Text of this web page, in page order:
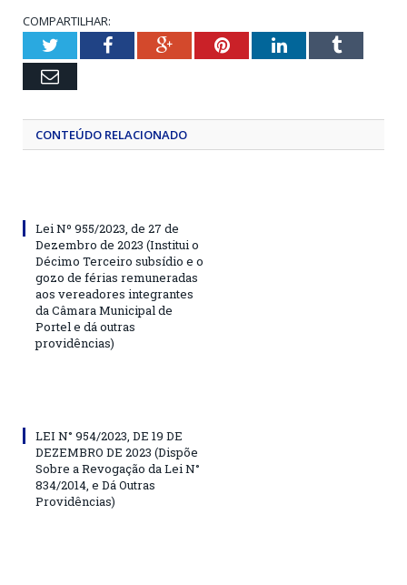
COMPARTILHAR:
TwitterFacebookGoogle+PinterestLinkedInTumblr
Email
CONTEÚDO RELACIONADO
Lei Nº 955/2023, de 27 de
Dezembro de 2023 (Institui o
Décimo Terceiro subsídio e o
gozo de férias remuneradas
aos vereadores integrantes
da Câmara Municipal de
Portel e dá outras
providências)
LEI N° 954/2023, DE 19 DE
DEZEMBRO DE 2023 (Dispõe
Sobre a Revogação da Lei N°
834/2014, e Dá Outras
Providências)